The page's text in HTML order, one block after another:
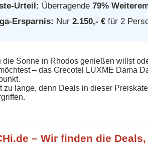
Urteil: Überragende 79%
Ersparnis: Nur 2.150,- € für 2
die Sonne in Rhodos genießen willst
– das Grecotel LUXME Dama
zu lange, denn Deals in dieser
– Wir finden die